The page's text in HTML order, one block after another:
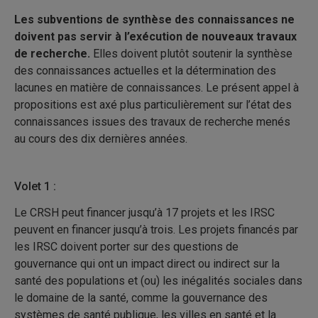
Les subventions de synthèse des connaissances ne
doivent pas servir à l’exécution de nouveaux travaux
de recherche. Elles doivent plutôt soutenir la synthèse
des connaissances actuelles et la détermination des
lacunes en matière de connaissances. Le présent appel à
propositions est axé plus particulièrement sur l’état des
connaissances issues des travaux de recherche menés
au cours des dix dernières années.
Volet 1 :
Le CRSH peut financer jusqu’à 17 projets et les IRSC
peuvent en financer jusqu’à trois. Les projets financés par
les IRSC doivent porter sur des questions de
gouvernance qui ont un impact direct ou indirect sur la
santé des populations et (ou) les inégalités sociales dans
le domaine de la santé, comme la gouvernance des
systèmes de santé publique, les villes en santé et la